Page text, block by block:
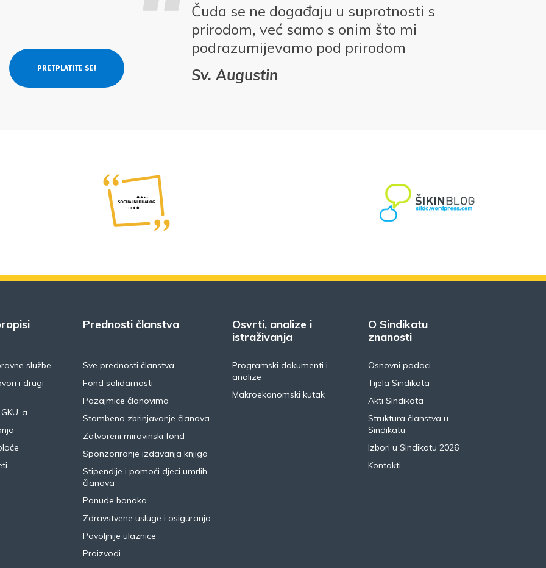
Čuda se ne događaju u suprotnosti s
prirodom, već samo s onim što mi
podrazumijevamo pod prirodom
Sv. Augustin
službe
i drugi
a
Prednosti članstva
Sve prednosti članstva
Fond solidarnosti
Pozajmice članovima
Stambeno zbrinjavanje članova
Zatvoreni mirovinski fond
Sponzoriranje izdavanja knjiga
Stipendije i pomoći djeci umrlih
članova
Ponude banaka
Zdravstvene usluge i osiguranja
Povoljnije ulaznice
Proizvodi
Osvrti, analize i
istraživanja
Programski dokumenti i
analize
Makroekonomski kutak
O Sindikatu
znanosti
Osnovni podaci
Tijela Sindikata
Akti Sindikata
Struktura članstva u
Sindikatu
Izbori u Sindikatu 2026
Kontakti